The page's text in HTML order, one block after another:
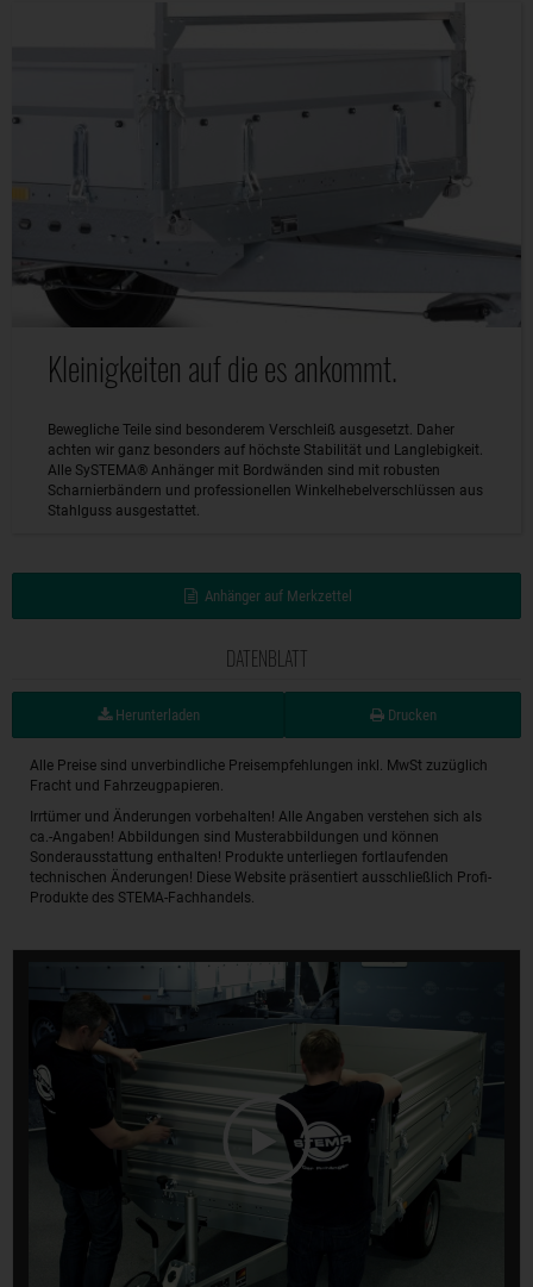
Kleinigkeiten auf die es ankommt.
Bewegliche Teile sind besonderem Verschleiß ausgesetzt. Daher
achten wir ganz besonders auf höchste Stabilität und Langlebigkeit.
Alle SySTEMA® Anhänger mit Bordwänden sind mit robusten
Scharnierbändern und professionellen Winkelhebelverschlüssen aus
Stahlguss ausgestattet.
Anhänger auf Merkzettel
DATENBLATT
Herunterladen Drucken
Alle Preise sind unverbindliche Preisempfehlungen inkl. MwSt zuzüglich
Fracht und Fahrzeugpapieren.
Irrtümer und Änderungen vorbehalten! Alle Angaben verstehen sich als
ca.-Angaben! Abbildungen sind Musterabbildungen und können
Sonderausstattung enthalten! Produkte unterliegen fortlaufenden
technischen Änderungen! Diese Website präsentiert ausschließlich Profi-
Produkte des STEMA-Fachhandels.